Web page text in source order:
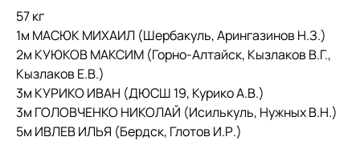
57 кг
1м МАСЮК МИХАИЛ (Шербакуль, Арингазинов Н.З.)
2м КУЮКОВ МАКСИМ (Горно-Алтайск, Кызлаков В.Г.,
Кызлаков Е.В.)
3м КУРИКО ИВАН (ДЮСШ 19, Курико А.В.)
3м ГОЛОВЧЕНКО НИКОЛАЙ (Исилькуль, Нужных В.Н.)
5м ИВЛЕВ ИЛЬЯ (Бердск, Глотов И.Р.)